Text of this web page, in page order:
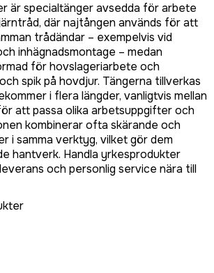
är specialtänger avsedda för arbete
där najtången används för att
trådändar – exempelvis vid
inhägnadsmontage – medan
för hovslageriarbete och
spik på hovdjur. Tängerna tillverkas
i flera längder, vanligtvis mellan
att passa olika arbetsuppgifter och
kombinerar ofta skärande och
i samma verktyg, vilket gör dem
hantverk. Handla yrkesprodukter
och personlig service nära till